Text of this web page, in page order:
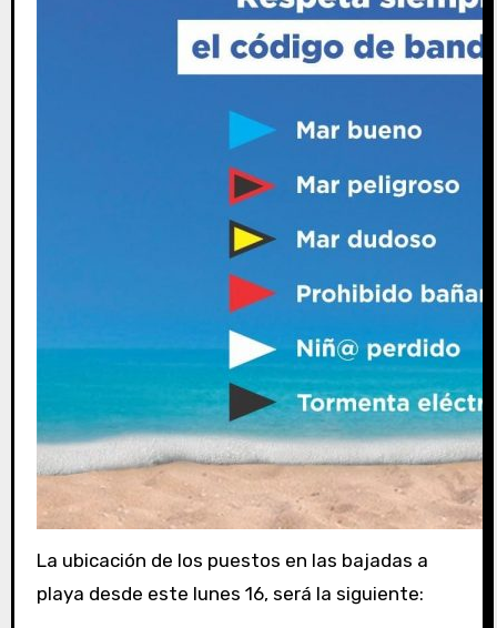
La ubicación de los puestos en las bajadas a
playa desde este lunes 16, será la siguiente: